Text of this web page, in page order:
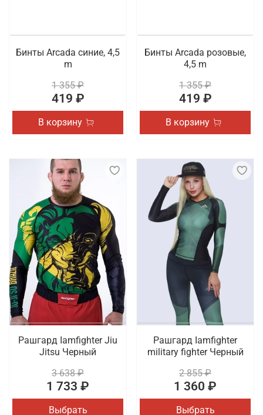
Бинты Arcada синие, 4,5
m
1 355 ₽
419 ₽
В корзину
Бинты Arcada розовые,
4,5 m
1 355 ₽
419 ₽
В корзину
Рашгард Iamfighter Jiu
Jitsu Черный
3 638 ₽
1 733 ₽
Выбрать
Рашгард Iamfighter
military fighter Черный
2 855 ₽
1 360 ₽
Выбрать